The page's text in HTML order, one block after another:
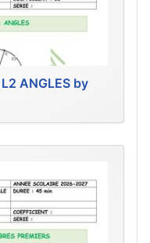
ANGLES by